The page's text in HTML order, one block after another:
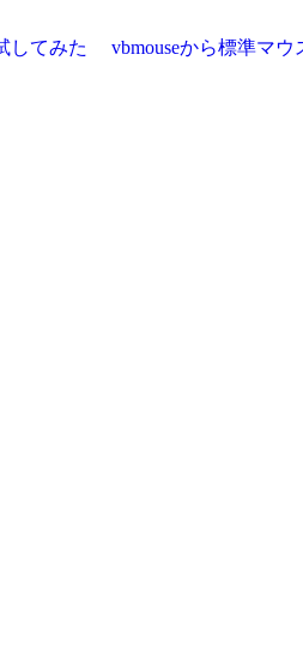
してみた
vbmouseから標準マ